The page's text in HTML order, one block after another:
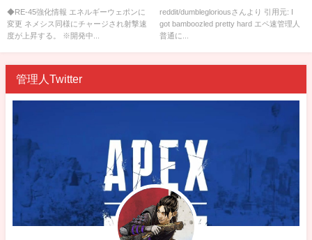
◆RE-45強化情報 エネルギーウェポンに
変更 ネメシス同様にチャージされ射撃速
度が上昇する。 ※開発中...
reddit/dumblegloriousさんより 引用元: I
got bamboozled pretty hard エペ速管理人
普通に...
管理人Twitter